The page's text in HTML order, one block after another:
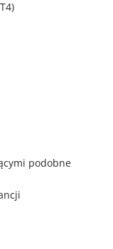
podobne